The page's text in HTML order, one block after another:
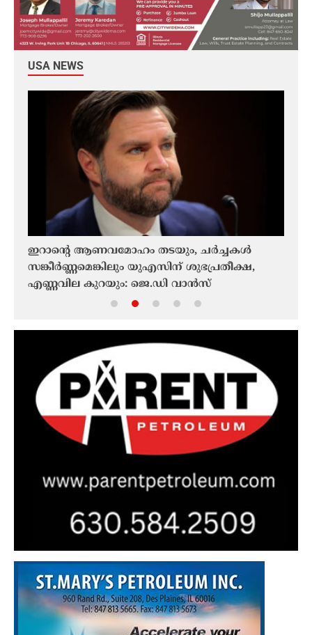
USA NEWS
ഇറാൻ്റെ ആണവമോഹം തടയും, ചർച്ചകൾ
സങ്കീർണ്ണമെങ്കിലും യുഎസിന് ശുഭപ്രതീക്ഷ,
എണ്ണവില കുറയും: ജെ.ഡി വാൻസ്